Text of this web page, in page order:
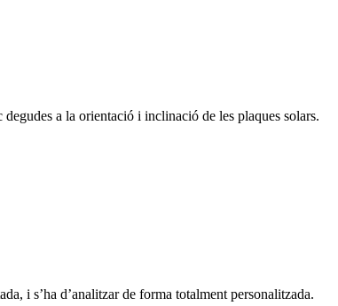
a la orientació i inclinació de les plaques solars.
i s’ha d’analitzar de forma totalment personalitzada.